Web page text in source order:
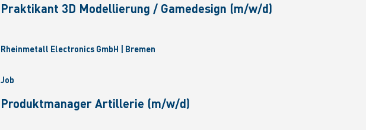
Praktikant 3D Modellierung / Gamedesign (m/w/d)
Rheinmetall Electronics GmbH | Bremen
Job
Produktmanager Artillerie (m/w/d)